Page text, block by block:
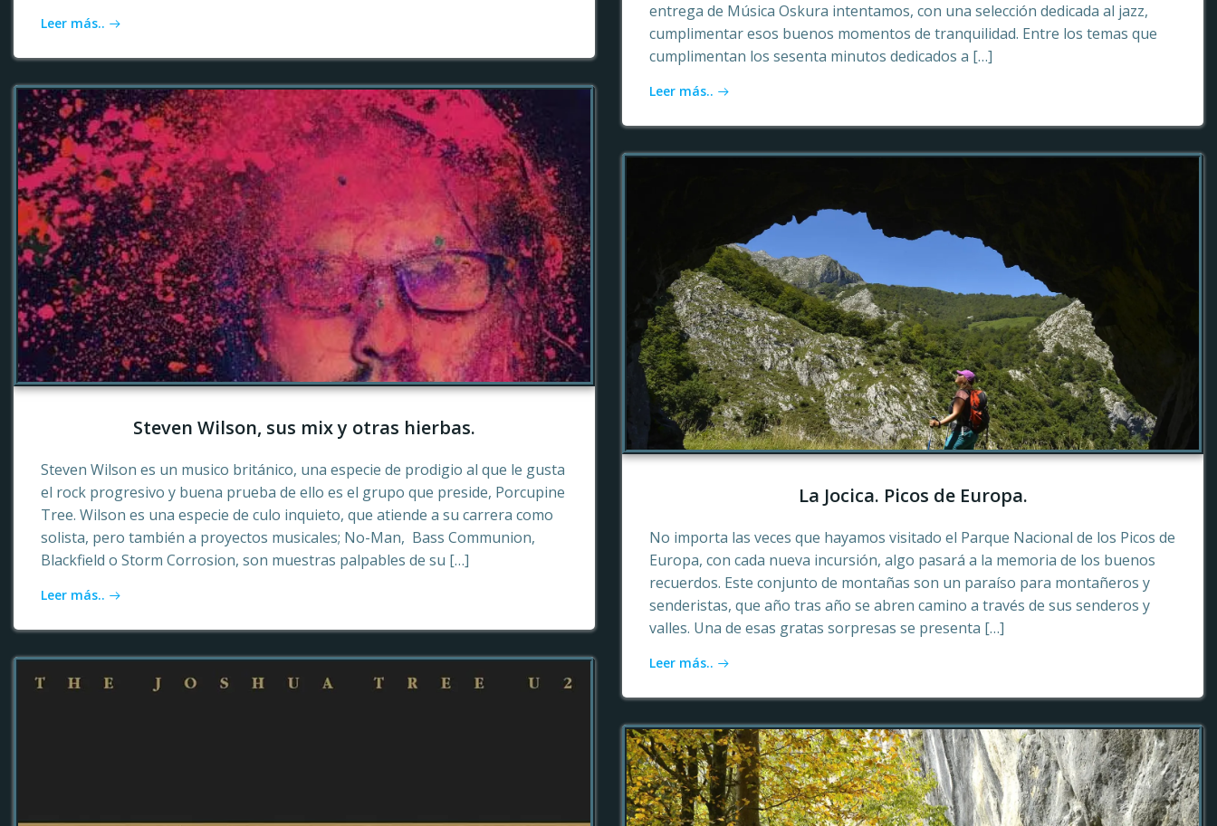
Leer más..
entrega de Música Oskura intentamos, con una selección dedicada al jazz,
cumplimentar esos buenos momentos de tranquilidad. Entre los temas que
cumplimentan los sesenta minutos dedicados a […]
Leer más..
Steven Wilson, sus mix y otras hierbas.
Steven Wilson es un musico británico, una especie de prodigio al que le gusta
el rock progresivo y buena prueba de ello es el grupo que preside, Porcupine
Tree. Wilson es una especie de culo inquieto, que atiende a su carrera como
solista, pero también a proyectos musicales; No-Man, Bass Communion,
Blackfield o Storm Corrosion, son muestras palpables de su […]
Leer más..
La Jocica. Picos de Europa.
No importa las veces que hayamos visitado el Parque Nacional de los Picos de
Europa, con cada nueva incursión, algo pasará a la memoria de los buenos
recuerdos. Este conjunto de montañas son un paraíso para montañeros y
senderistas, que año tras año se abren camino a través de sus senderos y
valles. Una de esas gratas sorpresas se presenta […]
Leer más..